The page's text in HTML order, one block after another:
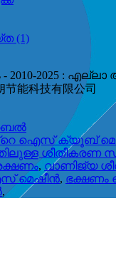
2010-2025 :
节能科技有限公司
ൻ്റെ ഐസ് ക്യൂബ്
ശീതീകരണ
, വാണിജ്യ
മെഷീൻ, ഭക്ഷണം
,